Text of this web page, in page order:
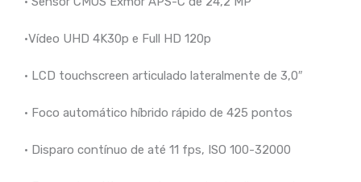
•Vídeo UHD 4K30p e Full HD 120p
• LCD touchscreen articulado lateralmente de 3,0″
• Foco automático híbrido rápido de 425 pontos
• Disparo contínuo de até 11 fps, ISO 100-32000